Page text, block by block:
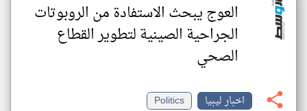
العوج يبحث الاستفادة من الروبوتات
الجراحية الصينية لتطوير القطاع
الصحي
اخبار ليبيا
Politics